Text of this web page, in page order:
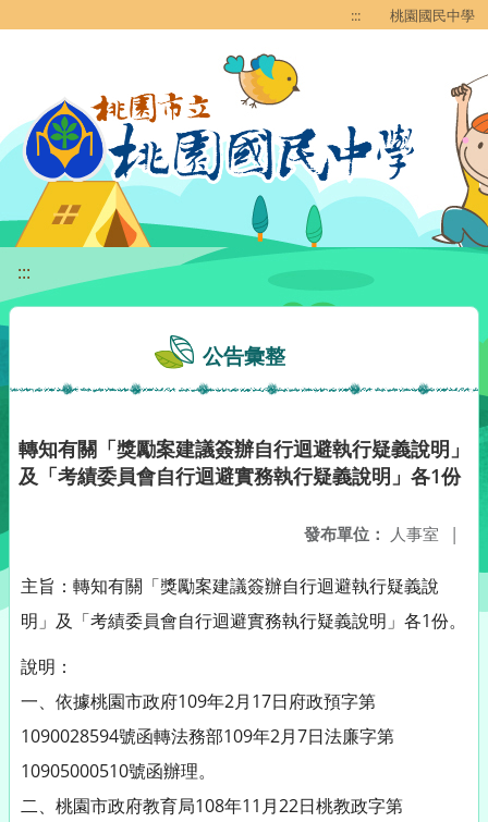
::: 桃園國民中學
:::
公告彙整
轉知有關「獎勵案建議簽辦自行迴避執行疑義說明」
及「考績委員會自行迴避實務執行疑義說明」各1份
發布單位： 人事室 |
主旨：轉知有關「獎勵案建議簽辦自行迴避執行疑義說
明」及「考績委員會自行迴避實務執行疑義說明」各1份。
說明：
一、依據桃園市政府109年2月17日府政預字第
1090028594號函轉法務部109年2月7日法廉字第
10905000510號函辦理。
二、桃園市政府教育局108年11月22日桃教政字第